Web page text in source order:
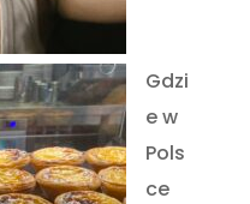
Gdzi
e w
Pols
ce